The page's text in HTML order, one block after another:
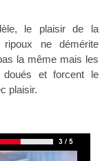
le plaisir de la
ne démérite
la même mais les
doués et forcent le
plaisir.